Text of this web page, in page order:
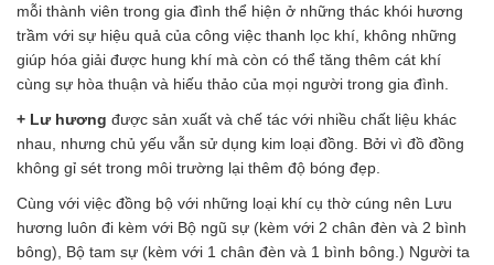
mỗi thành viên trong gia đình thể hiện ở những thác khói hương
trầm với sự hiệu quả của công việc thanh lọc khí, không những
giúp hóa giải được hung khí mà còn có thể tăng thêm cát khí
cùng sự hòa thuận và hiếu thảo của mọi người trong gia đình.
+ Lư hương được sản xuất và chế tác với nhiều chất liệu khác
nhau, nhưng chủ yếu vẫn sử dụng kim loại đồng. Bởi vì đồ đồng
không gỉ sét trong môi trường lại thêm độ bóng đẹp.
Cùng với việc đồng bộ với những loại khí cụ thờ cúng nên Lưu
hương luôn đi kèm với Bộ ngũ sự (kèm với 2 chân đèn và 2 bình
bông), Bộ tam sự (kèm với 1 chân đèn và 1 bình bông.) Người ta